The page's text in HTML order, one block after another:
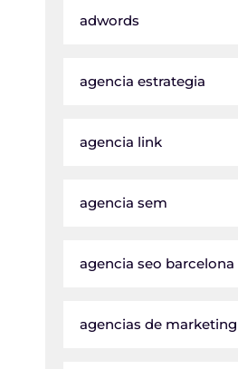
adwords
agencia estrategia
agencia link
agencia sem
agencia seo barcelona
agencias de marketing